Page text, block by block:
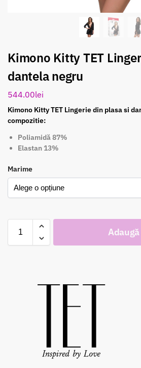
Kimono Kitty TET
dantela negru
544.00lei
Kimono Kitty TET Lingerie din plasa si
compozitie:
Poliamidă 87%
Elastan 13%
Marime